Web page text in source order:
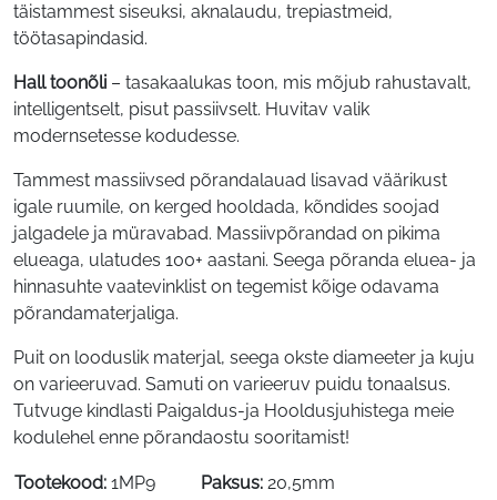
täistammest siseuksi, aknalaudu, trepiastmeid,
töötasapindasid.
Hall toonõli – tasakaalukas toon, mis mõjub rahustavalt,
intelligentselt, pisut passiivselt. Huvitav valik
modernsetesse kodudesse.
Tammest massiivsed põrandalauad lisavad väärikust
igale ruumile, on kerged hooldada, kõndides soojad
jalgadele ja müravabad. Massiivpõrandad on pikima
elueaga, ulatudes 100+ aastani. Seega põranda eluea- ja
hinnasuhte vaatevinklist on tegemist kõige odavama
põrandamaterjaliga.
Puit on looduslik materjal, seega okste diameeter ja kuju
on varieeruvad. Samuti on varieeruv puidu tonaalsus.
Tutvuge kindlasti Paigaldus-ja Hooldusjuhistega meie
kodulehel enne põrandaostu sooritamist!
Tootekood: 1MP9 Paksus: 20,5mm